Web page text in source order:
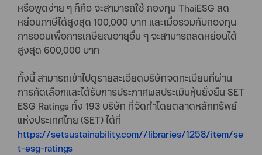
หรือพูดง่าย ๆ ก็คือ จะสามารถใช้ กองทุน ThaiESG ลด
หย่อนภาษีได้สูงสุด 100,000 บาท และเมื่อรวมกับกองทุน
การออมเพื่อการเกษียณอายุอื่น ๆ จะสามารถลดหย่อนได้
สูงสุด 600,000 บาท
ทั้งนี้ สามารถเข้าไปดูรายละเอียดบริษัทจดทะเบียนที่ผ่าน
การคัดเลือกและได้รับการประกาศผลประเมินหุ้นยั่งยืน SET
ESG Ratings ทั้ง 193 บริษัท ที่จัดทำโดยตลาดหลักทรัพย์
แห่งประเทศไทย (SET) ได้ที่
https://setsustainability.com//libraries/1258/item/se
t-esg-ratings